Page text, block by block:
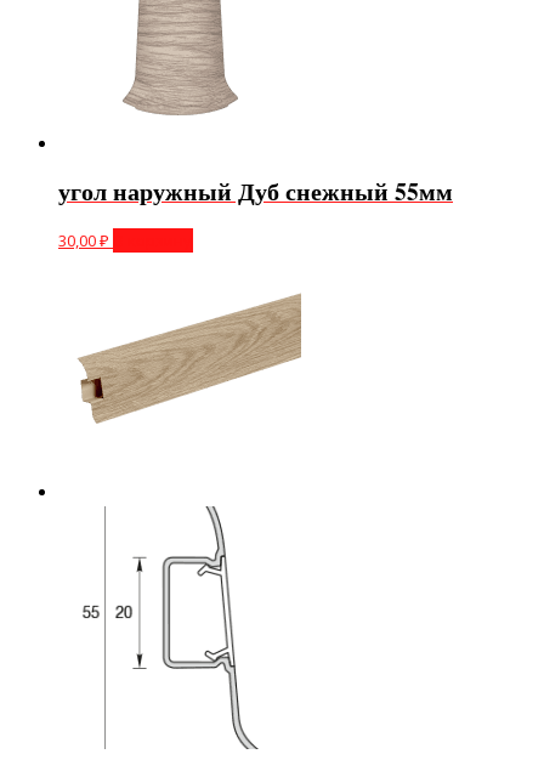
угол наружный Дуб снежный 55мм
30,00₽